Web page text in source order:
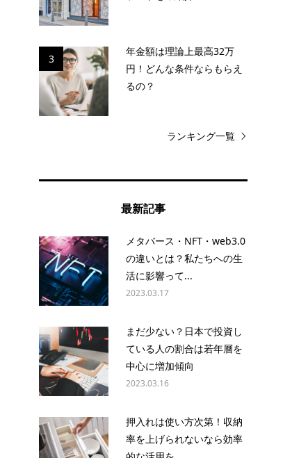
3
年金額は理論上最高32万
円！どんな条件ならもらえ
るの？
ランキング一覧
最新記事
メタバース・NFT・web3.0
の違いとは？私たちへの生
活に影響って...
2023.03.17
まだ少ない？日本で投資し
ている人の割合は若年層を
中心に増加傾向
2023.03.16
押入れは使い方次第！収納
率を上げられないなら効率